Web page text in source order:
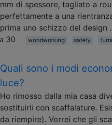
mm di spessore, tagliato a
perfettamente a una
prima uno schizzo del design
30
woodworking safety
Quali sono i modi
luce?
Ho rimosso dalla mia casa
sostituirli con scaffalature.
da riempire). Vorrei che gli